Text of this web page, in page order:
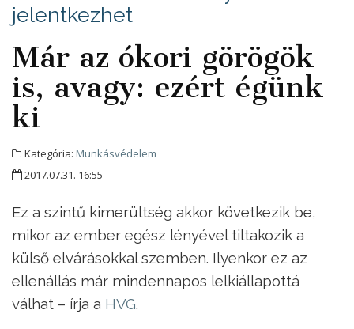
jelentkezhet
Már az ókori görögök
is, avagy: ezért égünk
ki
Kategória: Munkásvédelem
2017.07.31. 16:55
Ez a szintű kimerültség akkor következik be,
mikor az ember egész lényével tiltakozik a
külső elvárásokkal szemben. Ilyenkor ez az
ellenállás már mindennapos lelkiállapottá
válhat – írja a HVG.